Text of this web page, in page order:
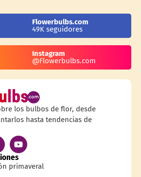
Flowerbulbs.com
49K seguidores
Instagram
@Flowerbulbs.com
los bulbos de flor, desde
hasta tendencias de
primaveral